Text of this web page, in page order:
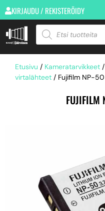
KIRJAUDU / REKISTERÖIDY
Etusivu / Kameratarvikkeet /
virtalähteet / Fujifilm NP-